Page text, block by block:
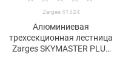
Zarges 41524
Алюминиевая
трехсекционная лестница
Zarges SKYMASTER PLUS